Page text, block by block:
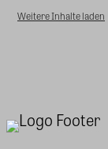
Weitere Inhalte laden